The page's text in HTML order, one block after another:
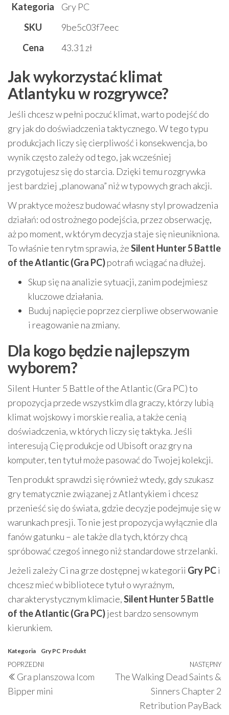
Kategoria
Gry PC
SKU
9be5c03f7eec
Cena
43.31 zł
Jak wykorzystać klimat
Atlantyku w rozgrywce?
Jeśli chcesz w pełni poczuć klimat, warto podejść do
gry jak do doświadczenia taktycznego. W tego typu
produkcjach liczy się cierpliwość i konsekwencja, bo
wynik często zależy od tego, jak wcześniej
przygotujesz się do starcia. Dzięki temu rozgrywka
jest bardziej „planowana” niż w typowych grach akcji.
W praktyce możesz budować własny styl prowadzenia
działań: od ostrożnego podejścia, przez obserwację,
aż po moment, w którym decyzja staje się nieunikniona.
To właśnie ten rytm sprawia, żeSilent Hunter 5 Battle
of the Atlantic (Gra PC)potrafi wciągać na dłużej.
Skup się na analizie sytuacji, zanim podejmiesz
kluczowe działania.
Buduj napięcie poprzez cierpliwe obserwowanie
i reagowanie na zmiany.
Dla kogo będzie najlepszym
wyborem?
Silent Hunter 5 Battle of the Atlantic (Gra PC) to
propozycja przede wszystkim dla graczy, którzy lubią
klimat wojskowy i morskie realia, a także cenią
doświadczenia, w których liczy się taktyka. Jeśli
interesują Cię produkcje od Ubisoft oraz gry na
komputer, ten tytuł może pasować do Twojej kolekcji.
Ten produkt sprawdzi się również wtedy, gdy szukasz
gry tematycznie związanej z Atlantykiem i chcesz
przenieść się do świata, gdzie decyzje podejmuje się w
warunkach presji. To nie jest propozycja wyłącznie dla
fanów gatunku – ale także dla tych, którzy chcą
spróbować czegoś innego niż standardowe strzelanki.
Jeżeli zależy Ci na grze dostępnej w kategorii Gry PCi
chcesz mieć w bibliotece tytuł o wyraźnym,
charakterystycznym klimacie,Silent Hunter 5 Battle
of the Atlantic (Gra PC)jest bardzo sensownym
kierunkiem.
Kategoria Gry PC Produkt
Nawigacja
wpisu
Poprzedni
wpis
POPRZEDNI
Gra planszowa Icom
Bipper mini
NASTĘPNY
The Walking Dead Saints &
Sinners Chapter 2
Retribution PayBack